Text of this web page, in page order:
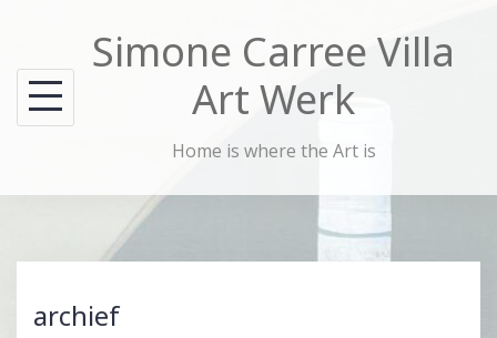
content
Simone Carree Villa
Art Werk
Home is where the Art is
archief